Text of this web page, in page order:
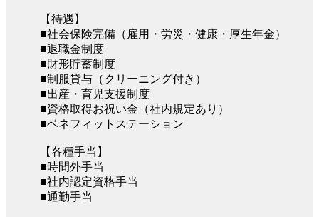
【待遇】
■社会保険完備（雇用・労災・健康・厚生年金）
■退職金制度
■財形貯蓄制度
■制服貸与（クリーニング付き）
■出産・育児支援制度
■資格取得お祝い金（社内規定あり）
■ベネフィットステーション
【各種手当】
■時間外手当
■社内認定資格手当
■通勤手当